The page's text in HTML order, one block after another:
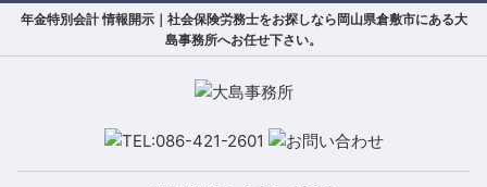
年金特別会計 情報開示｜社会保険労務士をお探しなら岡山県倉敷市にある大
島事務所へお任せ下さい。